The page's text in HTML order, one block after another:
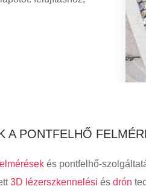
A PONTFELHŐ
és pontfelhő-
3D lézerszkennelési és drón